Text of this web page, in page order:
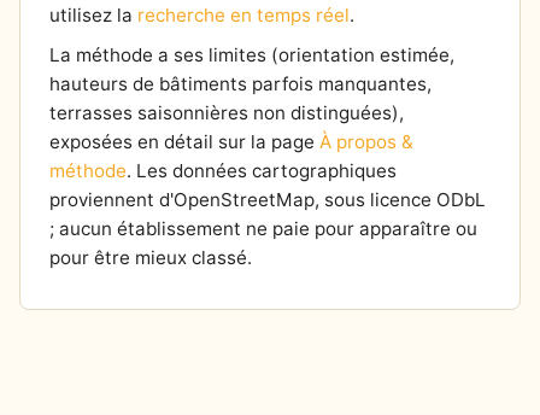
utilisez la recherche en temps réel.
La méthode a ses limites (orientation estimée,
hauteurs de bâtiments parfois manquantes,
terrasses saisonnières non distinguées),
exposées en détail sur la page À propos &
méthode. Les données cartographiques
proviennent d'OpenStreetMap, sous licence ODbL
; aucun établissement ne paie pour apparaître ou
pour être mieux classé.